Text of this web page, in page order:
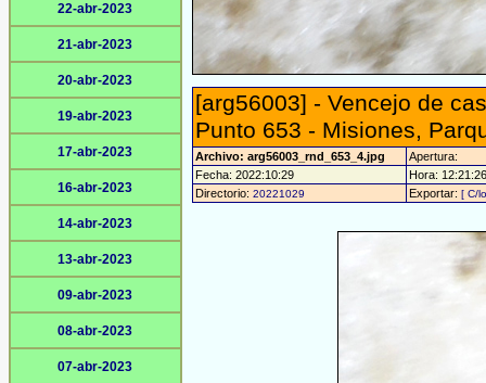
22-abr-2023
21-abr-2023
20-abr-2023
19-abr-2023
17-abr-2023
16-abr-2023
14-abr-2023
13-abr-2023
09-abr-2023
08-abr-2023
07-abr-2023
[arg56003] - Vencejo de
Punto 653 - Misiones,
Archivo: arg56003_rnd_653_4.jpg
Apertura:
Fecha: 2022:10:29
Hora:
Directorio: 20221029 Exportar: [ C/